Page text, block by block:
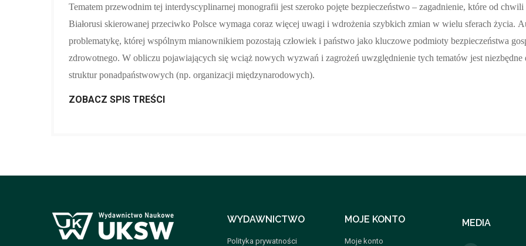
Tematem przewodnim tej interdyscyplinarnej mo­nografii jest szeroko pojęte bezpieczeństwo – zagadnienie, które od
Białorusi skierowanej przeciwko Polsce wymaga coraz więcej uwagi i wdrożenia szybkich zmian w wielu sferach życia.
problematykę, której wspólnym mianownikiem pozostają człowiek i państwo jako kluczowe pod­mioty bezpieczeństwa
zdrowotnego. W obliczu pojawiających się wciąż nowych wyzwań i zagrożeń uwzględnienie tych tematów jest niezbędne
struktur ponadpaństwowych (np. organizacji międzynarodowych).
ZOBACZ SPIS TREŚCI
WYDAWNICTWO
Polityka prywatności
MOJE KONTO
Moje konto
MEDIA